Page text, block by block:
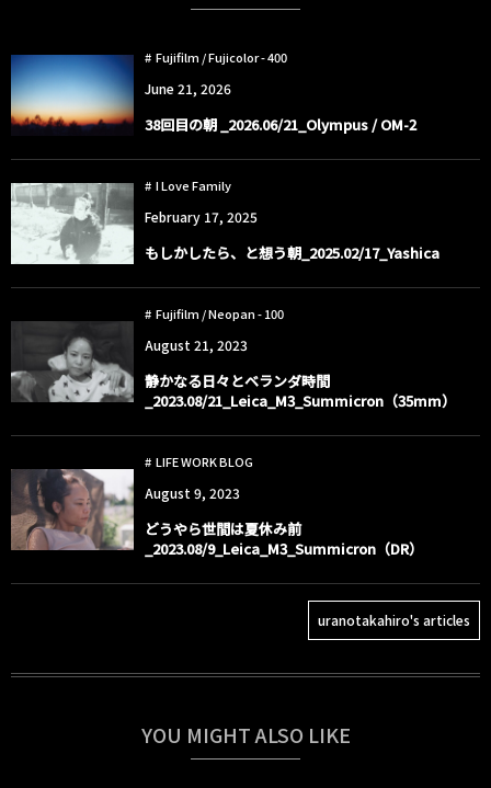
Fujifilm / Fujicolor - 400
June21, 2026
38回目の朝 _2026.06/21_Olympus / OM-2
I Love Family
February 17, 2025
もしかしたら、と想う朝_2025.02/17_Yashica
Fujifilm / Neopan - 100
August 21, 2023
静かなる日々とベランダ時間
_2023.08/21_Leica_M3_Summicron（35mm）
LIFE WORK BLOG
August 9, 2023
どうやら世間は夏休み前
_2023.08/9_Leica_M3_Summicron（DR）
uranotakahiro's articles
YOU MIGHT ALSO LIKE